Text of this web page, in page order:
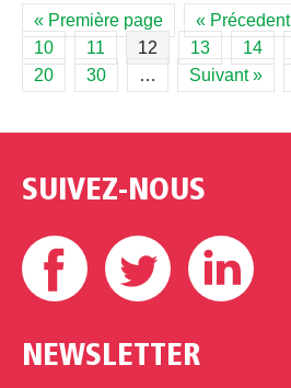
« Première page « Précedent
10
11 12 13 14
20
30 … Suivant »
SUIVEZ-NOUS
Facebook Twitter
NEWSLETTER